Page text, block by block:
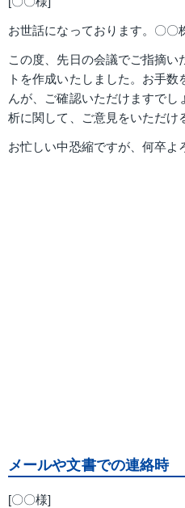
お世話になっております。〇
この度、先日の会議でご指摘
トを作成いたしました。お手
んが、ご確認いただけますで
析に関して、ご意見をいただけ
お忙しい中恐縮ですが、何卒よ
メールや文書での連絡時
[〇〇様]